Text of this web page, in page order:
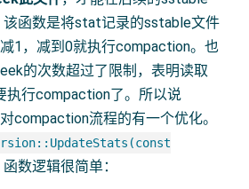
该函数是将stat记录的sstable文件
减1，减到0就执行compaction。也
的次数超过了限制，表明读取
执行compaction了。所以说
compaction流程的有一个优化。
函数逻辑很简单：